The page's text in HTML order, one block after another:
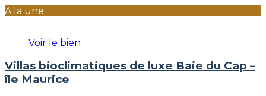
A la une
Voir le bien
Villas bioclimatiques de luxe Baie du Cap –
île Maurice